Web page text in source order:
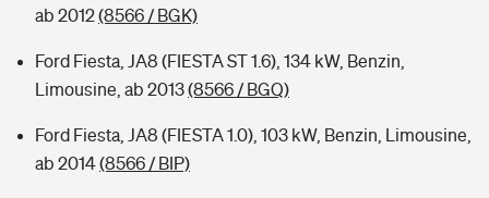
ab 2012(8566 / BGK)
Ford Fiesta, JA8 (FIESTA ST 1.6), 134 kW, Benzin,
Limousine, ab 2013(8566 / BGQ)
Ford Fiesta, JA8 (FIESTA 1.0), 103 kW, Benzin, Limousine,
ab 2014(8566 / BIP)